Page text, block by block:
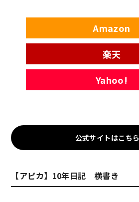
Amazon
楽天
Yahoo!
公式サイトはこちら
【アピカ】10年日記 横書き